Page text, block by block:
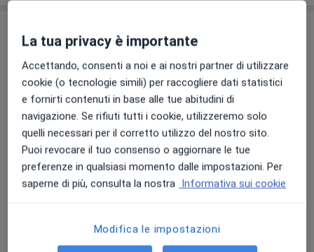
Pediatra di Libera Scelta
Presso questo indirizzo visito
Adulti (Solo in alcuni indirizzi)
Bambini
Tipologia di visite
In studio Visualizza gli indirizzi (2)
La tua privacy è importante
Accettando, consenti a noi e ai nostri partner di utilizzare
cookie (o tecnologie simili) per raccogliere dati statistici
e fornirti contenuti in base alle tue abitudini di
navigazione. Se rifiuti tutti i cookie, utilizzeremo solo
quelli necessari per il corretto utilizzo del nostro sito.
Puoi revocare il tuo consenso o aggiornare le tue
preferenze in qualsiasi momento dalle impostazioni. Per
saperne di più, consulta la nostra Informativa sui cookie
Modifica le impostazioni